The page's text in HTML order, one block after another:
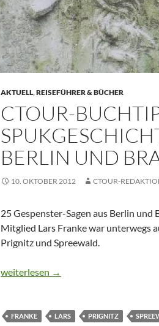
AKTUELL,REISEFÜHRER & BÜCHER
CTOUR-
BERLIN UND
10. OKTOBER 2012 CTOUR-
25 Gespenster-Sagen aus Berlin und
Mitglied Lars Franke war unterwegs
Prignitz und Spreewald.
CTOUR-Buchtipp: Spukgeschichten
weiterlesen →
FRANKE LARS PRIGNITZ